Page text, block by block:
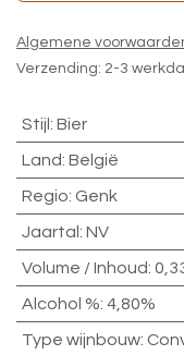
Algemene
Verzending: 2-3
Stijl : Bier
Land: België
Regio: Genk
Jaartal : NV
Volume / Inhoud:
Alcohol %: 4,80%
Type wijnbouw: